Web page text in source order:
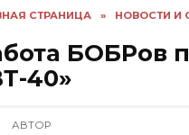
СТРАНИЦА » НОВОСТИ И
БОБРов
40»
АВТОР